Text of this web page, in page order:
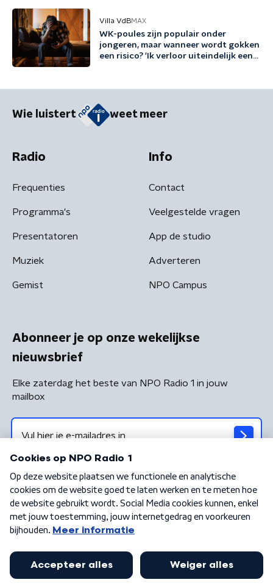
Villa VdBMAX
WK-poules zijn populair onder
jongeren, maar wanneer wordt gokken
een risico? 'Ik verloor uiteindelijk een
Wie luistert weet meer
Radio
Frequenties
Programma's
Presentatoren
Muziek
Gemist
Info
Contact
Veelgestelde vragen
App de studio
Adverteren
NPO Campus
Abonneer je op onze wekelijkse
nieuwsbrief
Elke zaterdag het beste van NPO Radio 1 in jouw
mailbox
Algemene voorwaarden